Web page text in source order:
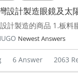
Newest Answers
6 Answer 2063